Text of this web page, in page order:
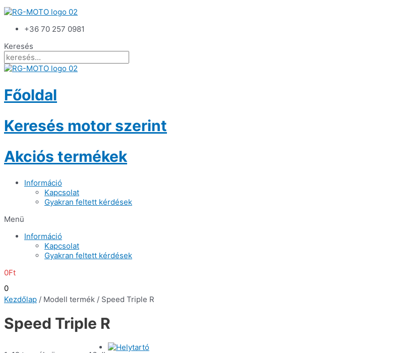
+36 70 257 0981
Keresés
Főoldal
Keresés motor szerint
Akciós termékek
Információ
Kapcsolat
Gyakran feltett kérdések
Menü
Információ
Kapcsolat
Gyakran feltett kérdések
0Ft
0
Kezdőlap / Modell termék / Speed Triple R
Speed Triple R